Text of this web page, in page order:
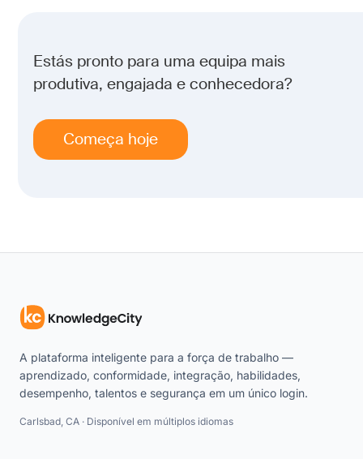
Estás pronto para uma equipa mais
produtiva, engajada e conhecedora?
Começa hoje
A plataforma inteligente para a força de trabalho —
aprendizado, conformidade, integração, habilidades,
desempenho, talentos e segurança em um único login.
Carlsbad, CA · Disponível em múltiplos idiomas